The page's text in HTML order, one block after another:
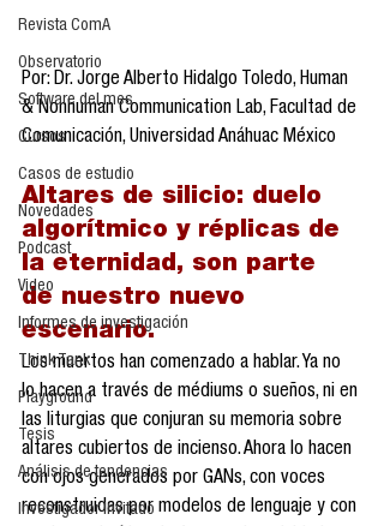
Revista ComA
Observatorio
Software del mes
Cursos
Casos de estudio
Novedades
Podcast
Video
Informes de investigación
Think Tank
Playground
Tesis
Análisis de tendencias
Investigador Invitado
Por: Dr. Jorge Alberto Hidalgo Toledo, Human
& Nonhuman Communication Lab, Facultad de
Comunicación, Universidad Anáhuac México
Altares de silicio: duelo
algorítmico y réplicas de
la eternidad, son parte
de nuestro nuevo
escenario.
Los muertos han comenzado a hablar. Ya no
lo hacen a través de médiums o sueños, ni en
las liturgias que conjuran su memoria sobre
altares cubiertos de incienso. Ahora lo hacen
con ojos generados por GANs, con voces
reconstruidas por modelos de lenguaje y con